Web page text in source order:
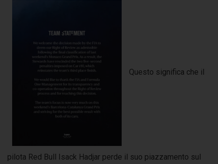
Questo significa che il
pilota Red Bull Isack Hadjar perde il suo piazzamento sul